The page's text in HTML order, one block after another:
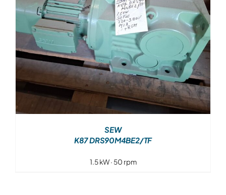
SEW
K87 DRS90M4BE2/TF
1.5 kW · 50 rpm